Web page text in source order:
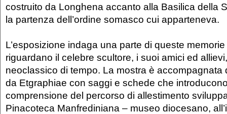
costruito da Longhena accanto alla Basilica della
la partenza dell’ordine somasco cui apparteneva.
L’esposizione indaga una parte di queste
riguardano il celebre scultore, i suoi amici ed
neoclassico di tempo. La mostra è accompagnata
da Etgraphiae con saggi e schede che
comprensione del percorso di allestimento
Pinacoteca Manfrediniana – museo diocesano,